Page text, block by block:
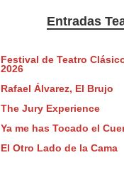
Entradas
Festival de Teatro
2026
Rafael Álvarez, El Brujo
The Jury Experience
Ya me has Tocado el
El Otro Lado de la Cama